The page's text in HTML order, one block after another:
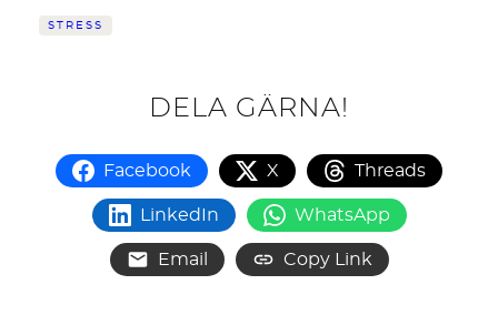
STRESS
DELA GÄRNA!
Facebook X Threads
LinkedIn WhatsApp
Email Copy Link